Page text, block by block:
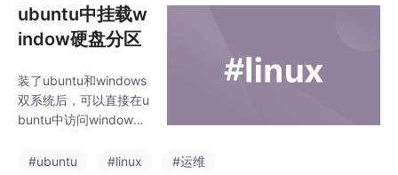
通过继承enable_share
d_from_this并调用shar
ed_from_this()，可获取
控制块的指针。使用时
需确保对象已被shared
_
ubuntu中挂载w
indow硬盘分区
装了ubuntu和windows
双系统后，可以直接在u
buntu中访问windows
要挂载windows的硬
#ubuntu #linux #运维